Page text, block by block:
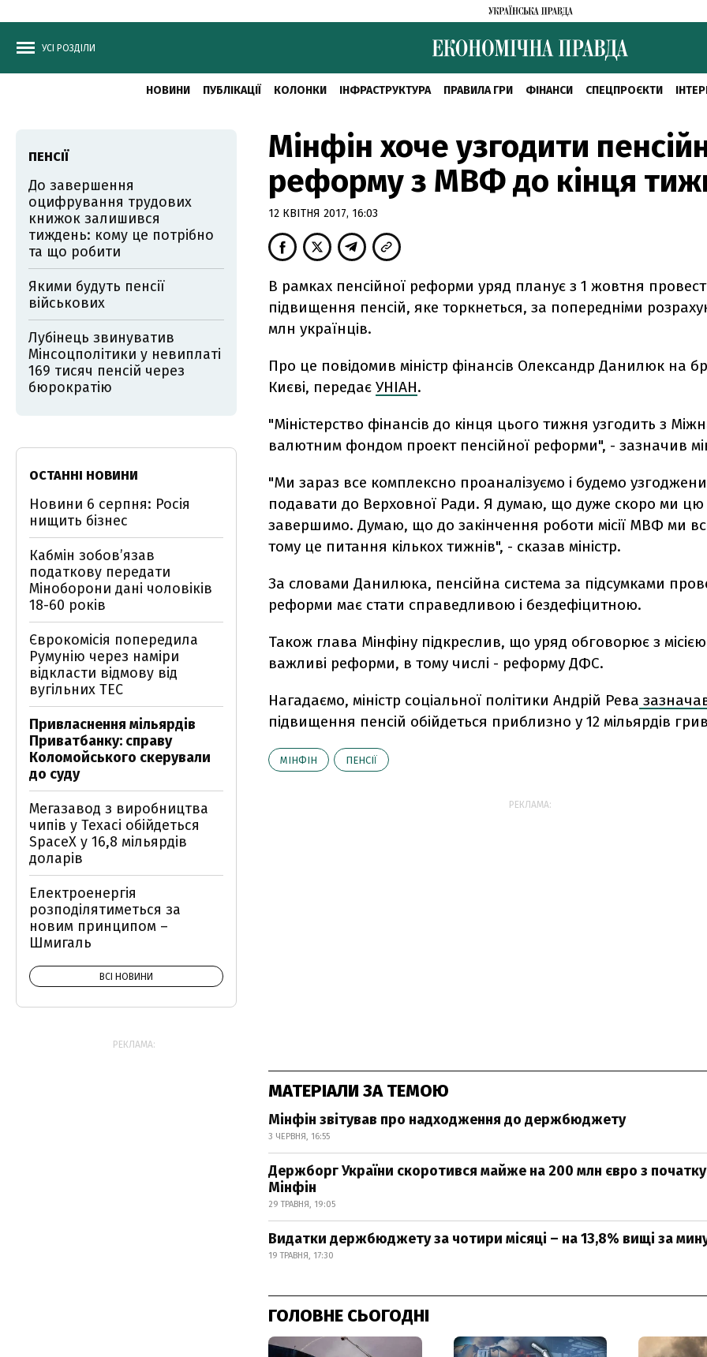
УСІ РОЗДІЛИ
НОВИНИ ПУБЛІКАЦІЇ КОЛОНКИ ІНФРАСТРУКТУРА ПРАВИЛА ГРИ ФІНАНСИ СПЕЦПРОЄКТИ
Мінфін хоче узгодити
реформу з МВФ до кінця
12 КВІТНЯ 2017, 16:03
В рамках пенсійної реформи уряд планує з 1 жовтня
підвищення пенсій, яке торкнеться, за попередніми
млн українців.
Про це повідомив міністр фінансів Олександр Данилюк на
Києві, передає УНІАН.
"Міністерство фінансів до кінця цього тижня узгодить з
валютним фондом проект пенсійної реформи", - зазначив
"Ми зараз все комплексно проаналізуємо і будемо
подавати до Верховної Ради. Я думаю, що дуже скоро ми цю
завершимо. Думаю, що до закінчення роботи місії МВФ ми
тому це питання кількох тижнів", - сказав міністр.
За словами Данилюка, пенсійна система за підсумками
реформи має стати справедливою і бездефіцитною.
Також глава Мінфіну підкреслив, що уряд обговорює з
важливі реформи, в тому числі - реформу ДФС.
Нагадаємо, міністр соціальної політики Андрій Рева
підвищення пенсій обійдеться приблизно у 12 мільярдів
МІНФІН ПЕНСІЇ
РЕКЛАМА:
МАТЕРІАЛИ ЗА ТЕМОЮ
Мінфін звітував про надходження до держбюджету
3 ЧЕРВНЯ, 16:55
Держборг України скоротився майже на 200 млн євро з
Мінфін
29 ТРАВНЯ, 19:05
Видатки держбюджету за чотири місяці – на 13,8% вищі за
19 ТРАВНЯ, 17:30
ГОЛОВНЕ СЬОГОДНІ
ПЕНСІЇ
До завершення
оцифрування трудових
книжок залишився
тиждень: кому це потрібно
та що робити
Якими будуть пенсії
військових
Лубінець звинуватив
Мінсоцполітики у невиплаті
169 тисяч пенсій через
бюрократію
ОСТАННІ НОВИНИ
Новини 6 серпня: Росія
нищить бізнес
Кабмін зобовʼязав
податкову передати
Міноборони дані чоловіків
18-60 років
Єврокомісія попередила
Румунію через наміри
відкласти відмову від
вугільних ТЕС
Привласнення мільярдів
Приватбанку: справу
Коломойського скерували
до суду
Мегазавод з виробництва
чипів у Техасі обійдеться
SpaceX у 16,8 мільярдів
доларів
Електроенергія
розподілятиметься за
новим принципом –
Шмигаль
ВСІ НОВИНИ
РЕКЛАМА: